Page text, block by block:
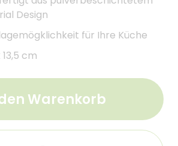
Design
für Ihre Küche
cm
Warenkorb